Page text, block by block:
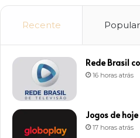
Recente Popular
Rede Brasil
16 horas atrás
Jogos de
17 horas atrás